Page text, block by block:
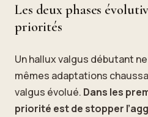
Les deux phases
priorités
Un hallux valgus débutant
mêmes adaptations
valgus évolué. Dans les
priorité est de stopper